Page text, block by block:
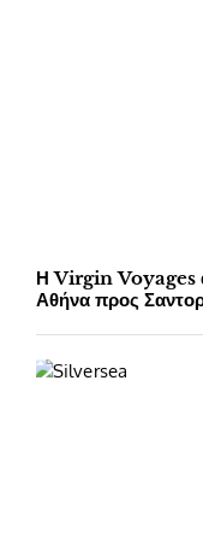
Η Virgin Voyages
Αθήνα προς